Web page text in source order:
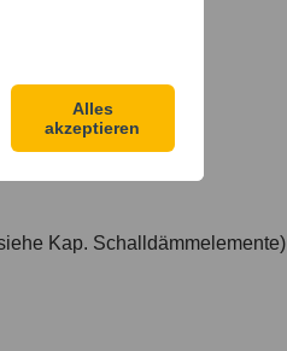
Kap. Schalldämmelemente)